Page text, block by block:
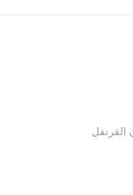
القرنفل